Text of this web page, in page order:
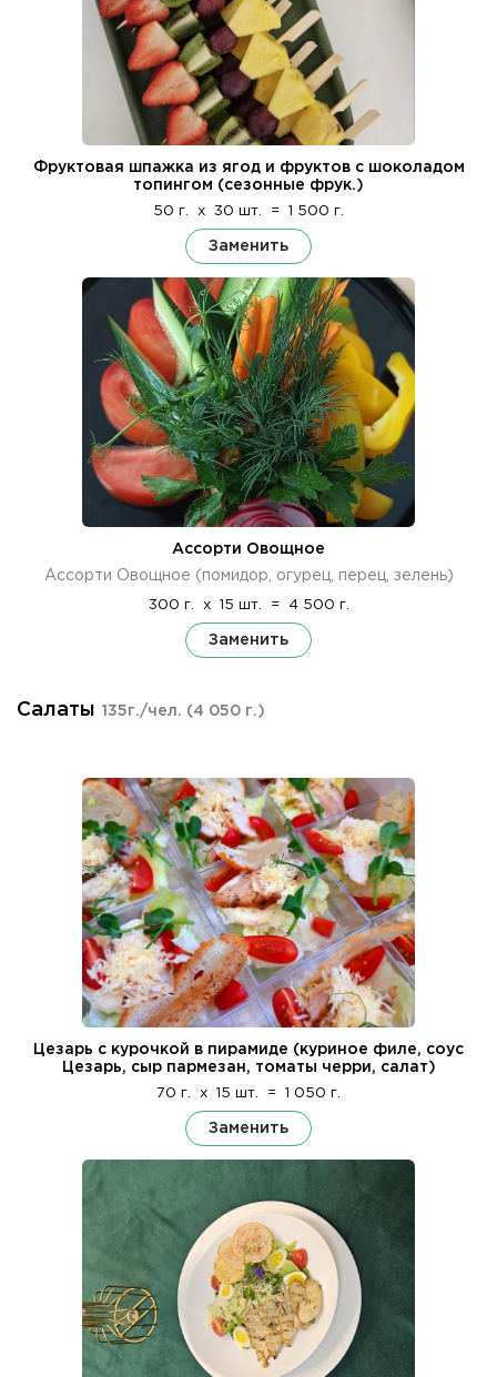
Фруктовая шпажка из ягод и фруктов с шоколадом
топингом (сезонные фрук.)
50 г. x 30 шт. = 1 500 г.
Заменить
Ассорти Овощное
Ассорти Овощное (помидор, огурец, перец, зелень)
300 г. x 15 шт. = 4 500 г.
Заменить
Салаты 135г./чел. (4 050 г.)
Цезарь с курочкой в пирамиде (куриное филе, соус
Цезарь, сыр пармезан, томаты черри, салат)
70 г. x 15 шт. = 1 050 г.
Заменить